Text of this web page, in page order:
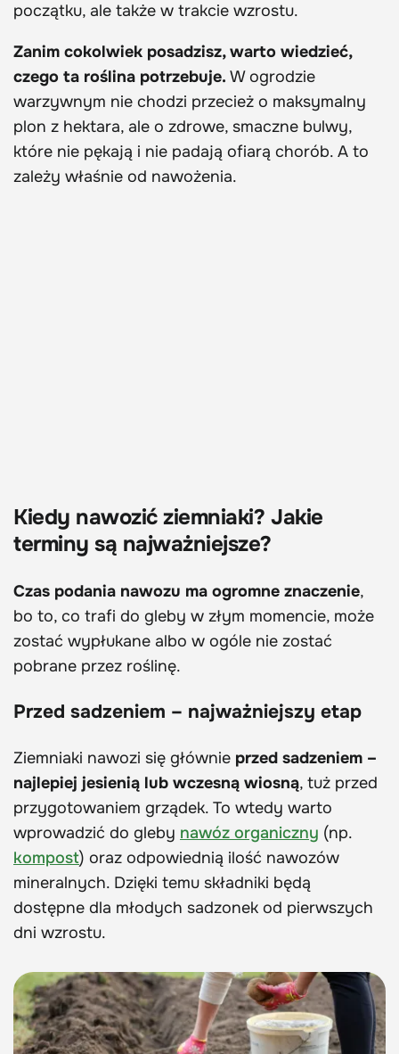
początku, ale także w trakcie wzrostu.
Zanim cokolwiek posadzisz, warto wiedzieć,
czego ta roślina potrzebuje. W ogrodzie
warzywnym nie chodzi przecież o maksymalny
plon z hektara, ale o zdrowe, smaczne bulwy,
które nie pękają i nie padają ofiarą chorób. A to
zależy właśnie od nawożenia.
Kiedy nawozić ziemniaki? Jakie
terminy są najważniejsze?
Czas podania nawozu ma ogromne znaczenie,
bo to, co trafi do gleby w złym momencie, może
zostać wypłukane albo w ogóle nie zostać
pobrane przez roślinę.
Przed sadzeniem – najważniejszy etap
Ziemniaki nawozi się głównie przed sadzeniem –
najlepiej jesienią lub wczesną wiosną, tuż przed
przygotowaniem grządek. To wtedy warto
wprowadzić do gleby nawóz organiczny (np.
kompost) oraz odpowiednią ilość nawozów
mineralnych. Dzięki temu składniki będą
dostępne dla młodych sadzonek od pierwszych
dni wzrostu.